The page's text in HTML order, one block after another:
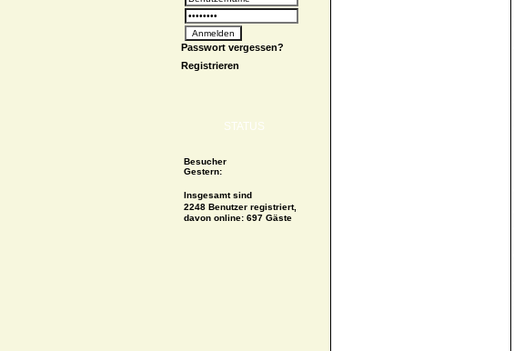
Passwort vergessen?
Registrieren
STATUS
Besucher
Gestern:
Insgesamt sind
2248 Benutzer registriert,
davon online: 697 Gäste